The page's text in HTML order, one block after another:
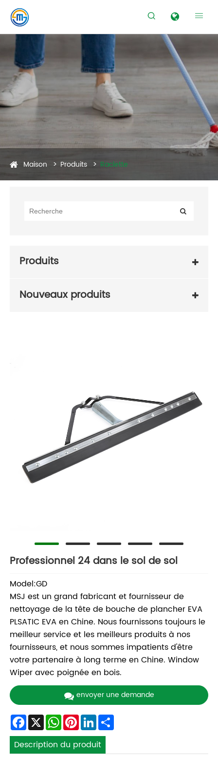
 
Maison Produits Raclette
Produits
Nouveaux produits
Professionnel 24 dans le sol de sol
Model:GD
MSJ est un grand fabricant et fournisseur de
nettoyage de la tête de bouche de plancher EVA
PLSATIC EVA en Chine. Nous fournissons toujours le
meilleur service et les meilleurs produits à nos
fournisseurs, et nous sommes impatients d'être
votre partenaire à long terme en Chine. Window
Wiper avec poignée en bois.
envoyer une demande
Facebook
X WhatsApp
Pinterest
LinkedIn
Description du produit